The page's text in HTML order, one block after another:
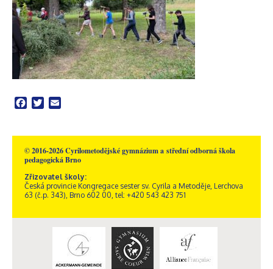
Facebook
Twitter
© 2016-2026 Cyrilometodějské gymnázium a střední odborná škola
pedagogická Brno
Zřizovatel školy:
Česká provincie Kongregace sester sv. Cyrila a Metoděje, Lerchova
63 (č.p. 343), Brno 602 00, tel: +420 543 423 751